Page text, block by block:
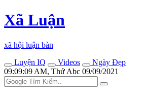
Xã Luận
xã hội luận bàn
Luyện IQ
Videos
Ngày Đẹp
09:09:09 AM, Thứ Abc 09/09/2021